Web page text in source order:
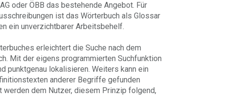
oder ÖBB das bestehende Angebot. Für
ist das Wörterbuch als Glossar
ein unverzichtbarer Arbeitsbehelf.
erleichtert die Suche nach dem
Mit der eigens programmierten Suchfunktion
punktgenau lokalisieren. Weiters kann ein
anderer Begriffe gefunden
dem Nutzer, diesem Prinzip folgend,